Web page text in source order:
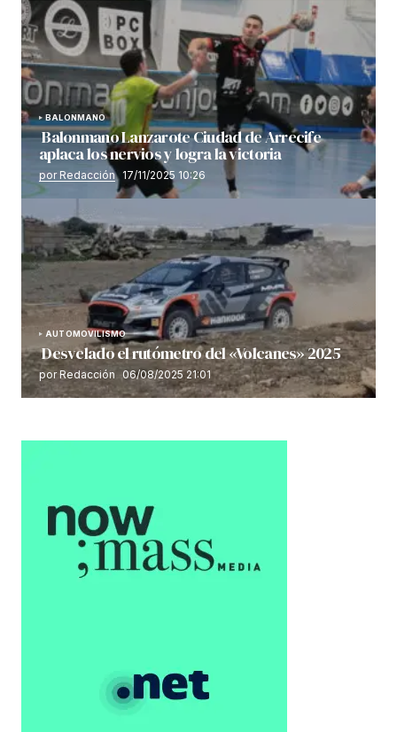
BALONMANO
Balonmano Lanzarote Ciudad de Arrecife
aplaca los nervios y logra la victoria
por Redacción 17/11/2025 10:26
AUTOMOVILISMO
Desvelado el rutómetro del «Volcanes» 2025
por Redacción 06/08/2025 21:01